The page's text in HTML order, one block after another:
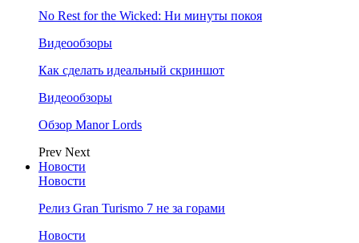
No Rest for the Wicked: Ни минуты покоя
Видеообзоры
Как сделать идеальный скриншот
Видеообзоры
Обзор Manor Lords
Prev Next
Новости
Новости
Релиз Gran Turismo 7 не за горами
Новости